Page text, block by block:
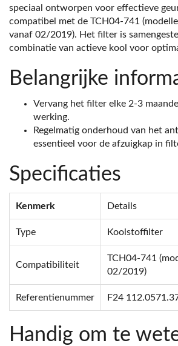
speciaal ontworpen voor effectieve
compatibel met de TCH04-741
vanaf 02/2019). Het filter is
combinatie van actieve kool voor
Belangrijke
Vervang het filter elke 2-3
werking.
Regelmatig onderhoud van het
essentieel voor de afzuigkap in
Specificaties
Kenmerk Details
Type Koolstoffilter
Compatibiliteit
TCH04-741
02/2019)
Referentienummer F24
Handig om te